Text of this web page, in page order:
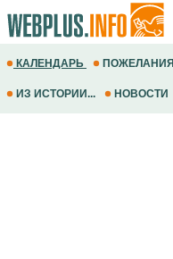
КАЛЕНДАРЬ ПОЖЕЛАНИЯ
ИЗ ИСТОРИИ... НОВОСТИ